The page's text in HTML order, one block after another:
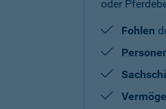
oder
Fohlen